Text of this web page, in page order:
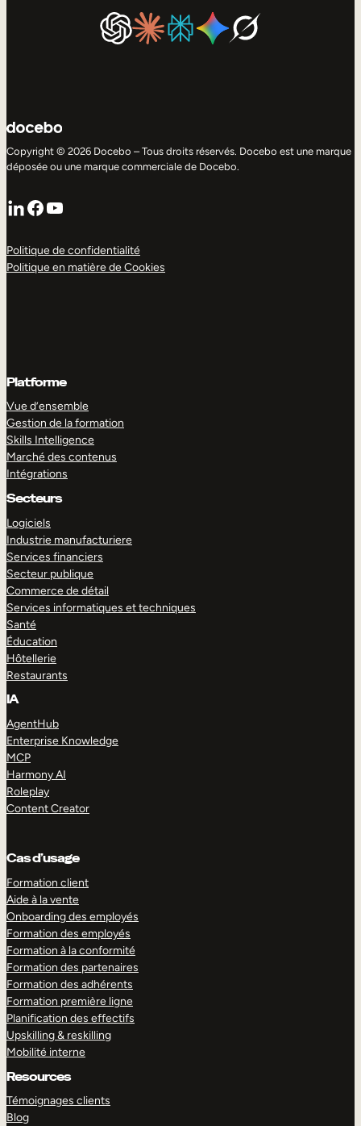
Copyright © 2026 Docebo – Tous droits réservés. Docebo est une marque
déposée ou une marque commerciale de Docebo.
LinkedIn
Facebook
YouTube
Politique de confidentialité
Politique en matière de Cookies
Platforme
Vue d’ensemble
Gestion de la formation
Skills Intelligence
Marché des contenus
Intégrations
Secteurs
Logiciels
Industrie manufacturiere
Services financiers
Secteur publique
Commerce de détail
Services informatiques et techniques
Santé
Éducation
Hôtellerie
Restaurants
IA
AgentHub
Enterprise Knowledge
MCP
Harmony AI
Roleplay
Content Creator
Cas d’usage
Formation client
Aide à la vente
Onboarding des employés
Formation des employés
Formation à la conformité
Formation des partenaires
Formation des adhérents
Formation première ligne
Planification des effectifs
Upskilling & reskilling
Mobilité interne
Resources
Témoignages clients
Blog